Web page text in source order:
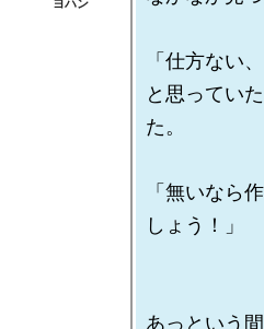
「仕方ない
と思ってい
た。
「無いなら
しょう！」
あっという